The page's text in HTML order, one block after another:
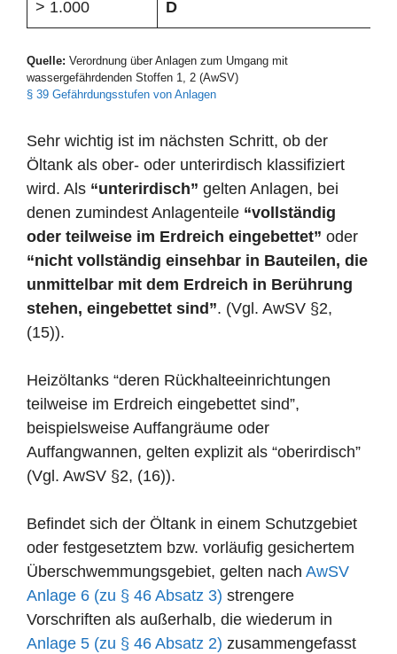
> 1.000 D
Quelle: Verordnung über Anlagen zum Umgang mit
wassergefährdenden Stoffen 1, 2 (AwSV)
§ 39 Gefährdungsstufen von Anlagen
Sehr wichtig ist im nächsten Schritt, ob der
Öltank als ober- oder unterirdisch klassifiziert
wird. Als “unterirdisch” gelten Anlagen, bei
denen zumindest Anlagenteile “vollständig
oder teilweise im Erdreich eingebettet” oder
“nicht vollständig einsehbar in Bauteilen, die
unmittelbar mit dem Erdreich in Berührung
stehen, eingebettet sind”. (Vgl. AwSV §2,
(15)).
Heizöltanks “deren Rückhalteeinrichtungen
teilweise im Erdreich eingebettet sind”,
beispielsweise Auffangräume oder
Auffangwannen, gelten explizit als “oberirdisch”
(Vgl. AwSV §2, (16)).
Befindet sich der Öltank in einem Schutzgebiet
oder festgesetztem bzw. vorläufig gesichertem
Überschwemmungsgebiet, gelten nach AwSV
Anlage 6 (zu § 46 Absatz 3) strengere
Vorschriften als außerhalb, die wiederum in
Anlage 5 (zu § 46 Absatz 2) zusammengefasst